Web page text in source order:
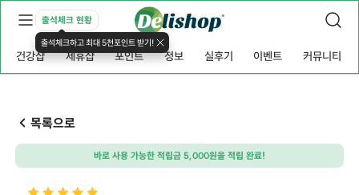
출석체크 현황
출석체크하고 최대 5천포인트 받기!
건강샵 제휴샵 포인트 정보 실후기 이벤트 커뮤니티
목록으로
바로 사용 가능한 적립금 5,000원을 적립 완료!